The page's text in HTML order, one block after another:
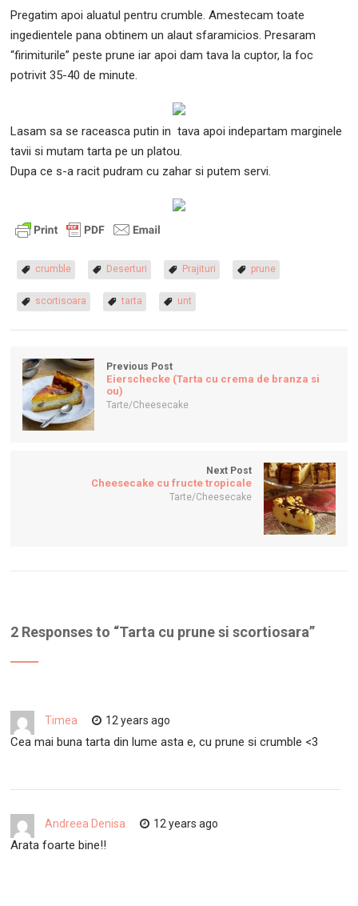
Pregatim apoi aluatul pentru crumble. Amestecam toate
ingedientele pana obtinem un alaut sfaramicios. Presaram
“firimiturile” peste prune iar apoi dam tava la cuptor, la foc
potrivit 35-40 de minute.
Lasam sa se raceasca putin in tava apoi indepartam marginele
tavii si mutam tarta pe un platou.
Dupa ce s-a racit pudram cu zahar si putem servi.
crumble Deserturi Prajituri prune
scortisoara tarta unt
Previous Post
Eierschecke (Tarta cu crema de branza si
ou)
Tarte/Cheesecake
Next Post
Cheesecake cu fructe tropicale
Tarte/Cheesecake
2 Responses to “Tarta cu prune si scortiosara”
Timea 12 years ago
Cea mai buna tarta din lume asta e, cu prune si crumble <3
Andreea Denisa 12 years ago
Arata foarte bine!!